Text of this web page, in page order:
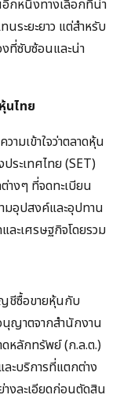
กหนึ่งทางเลือกที่น่า
ระยะยาว แต่สำหรับ
งที่ซับซ้อนและน่า
นไทย
มเข้าใจว่าตลาดหุ้น
ระเทศไทย (SET)
างๆ ที่จดทะเบียน
มอุปสงค์และอุปทาน
ะเศรษฐกิจโดยรวม
ชีซื้อขายหุ้นกับ
ญาตจากสำนักงาน
หลักทรัพย์ (ก.ล.ต.)
ะบริการที่แตกต่าง
งละเอียดก่อนตัดสิน